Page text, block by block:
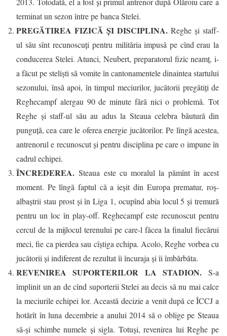
terminat un sezon între pe banca Stelei.
PREGĂTIREA FIZICĂ ȘI DISCIPLINA.Reghe și staff-
ul său sînt recunoscuți pentru milităria impusă pe cînd erau la
conducerea Stelei. Atunci, Neubert, preparatorul fizic neamț, i-
a făcut pe steliști să vomite în cantonamentele dinaintea startului
sezonului, însă apoi, în timpul meciurilor, jucătorii pregătiți de
Reghecampf alergau 90 de minute fără nici o problemă. Tot
Reghe și staff-ul său au adus la Steaua celebra băutură din
punguță, cea care le oferea energie jucătorilor. Pe lîngă acestea,
antrenorul e recunoscut și pentru disciplina pe care o impune în
cadrul echipei.
ÎNCREDEREA. Steaua este cu moralul la pămînt în acest
moment. Pe lîngă faptul că a ieșit din Europa prematur, roș-
albaștrii stau prost și în Liga 1, ocupînd abia locul 5 și tremură
pentru un loc în play-off. Reghecampf este recunoscut pentru
cercul de la mijlocul terenului pe care-l făcea la finalul fiecărui
meci, fie ca pierdea sau cîștiga echipa. Acolo, Reghe vorbea cu
jucătorii și indiferent de rezultat îi încuraja și îi îmbărbăta.
REVENIREA SUPORTERILOR LA STADION.S-a
împlinit un an de cînd suporterii Stelei au decis să nu mai calce
la meciurile echipei lor. Această decizie a venit după ce ÎCCJ a
hotărît în luna decembrie a anului 2014 să o oblige pe Steaua
să-și schimbe numele și sigla. Totuși, revenirea lui Reghe pe